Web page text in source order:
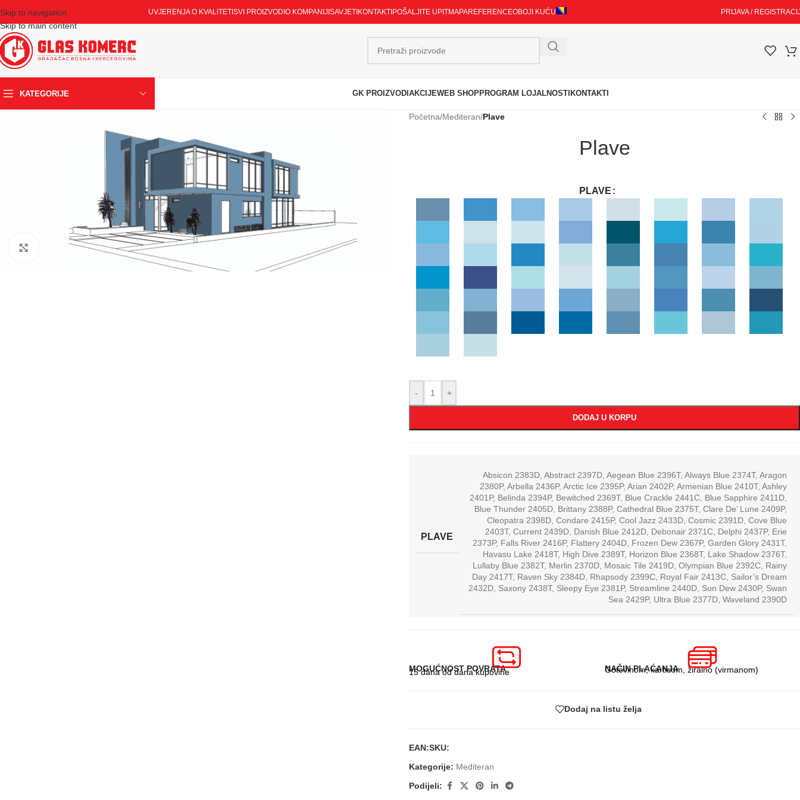
Skip to navigation
Skip to main content
UVJERENJA O KVALITETI SVI PROIZVODI O KOMPANIJI SAVJETI KONTAKTI POŠALJITE UPITMAPAREFERENCEOBOJI KUĆU PRIJAVA /
KATEGORIJE GK PROIZVODI AKCIJEWEB SHOPPROGRAM LOJALNOSTI KONTAKTI
Klikni za uvećavanje
Početna/Mediteran/Plave
Plave
PLAVE
- +
DODAJ U KORPU
PLAVE
Absicon 2383D Abstract 2397D Aegean Blue 2396T, Always Blue 2374T, Aragon
2380P, Arbella 2436P, Arctic Ice 2395P, Arian 2402P, Armenian Blue 2410T, Ashley
2401P, Belinda 2394P, Bewitched 2369T, Blue Crackle 2441C Blue Sapphire 2411D
Blue Thunder 2405D Brittany 2388P, Cathedral Blue 2375T, Clare De’ Lune 2409P,
Cleopatra 2398D Condare 2415P, Cool Jazz 2433D Cosmic 2391D Cove Blue
2403T, Current 2439D Danish Blue 2412D Debonair 2371C Delphi 2437P, Erie
2373P, Falls River 2416P, Flattery 2404D Frozen Dew 2367P, Garden Glory 2431T,
Havasu Lake 2418T, High Dive 2389T, Horizon Blue 2368T, Lake Shadow 2376T,
Lullaby Blue 2382T, Merlin 2370D Mosaic Tile 2419D Olympian Blue 2392C Rainy
Day 2417T, Raven Sky 2384D Rhapsody 2399C Royal Fair 2413C Sailor’s Dream
2432D Saxony 2438T, Sleepy Eye 2381P, Streamline 2440D Sun Dew 2430P, Swan
Sea 2429P, Ultra Blue 2377D Waveland 2390D
MOGUĆNOST POVRATA
15 dana od dana kupovine NAČIN PLAĆANJA
Gotovinom, karticom, žiralno (virmanom)
Dodaj na listu želja
EAN:SKU:
Kategorije: Mediteran
Podijeli: